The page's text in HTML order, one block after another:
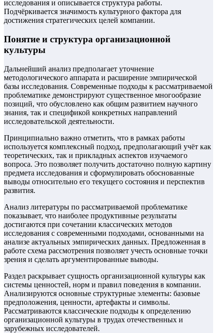
исследования и описывается структура работы.
Подчёркивается значимость культурного фактора для
достижения стратегических целей компании.
Понятие и структура организационной
культуры
Дальнейший анализ предполагает уточнение
методологического аппарата и расширение эмпирической
базы исследования. Современные подходы к рассматриваемой
проблематике демонстрируют существенное многообразие
позиций, что обусловлено как общим развитием научного
знания, так и спецификой конкретных направлений
исследовательской деятельности.
Принципиально важно отметить, что в рамках работы
используется комплексный подход, предполагающий учёт как
теоретических, так и прикладных аспектов изучаемого
вопроса. Это позволяет получить достаточно полную картину
предмета исследования и сформулировать обоснованные
выводы относительно его текущего состояния и перспектив
развития.
Анализ литературы по рассматриваемой проблематике
показывает, что наиболее продуктивные результаты
достигаются при сочетании классических методов
исследования с современными подходами, основанными на
анализе актуальных эмпирических данных. Предложенная в
работе схема рассмотрения позволяет учесть основные точки
зрения и сделать аргументированные выводы.
Раздел раскрывает сущность организационной культуры как
системы ценностей, норм и правил поведения в компании.
Анализируются основные структурные элементы: базовые
предположения, ценности, артефакты и символы.
Рассматриваются классические подходы к определению
организационной культуры в трудах отечественных и
зарубежных исследователей.